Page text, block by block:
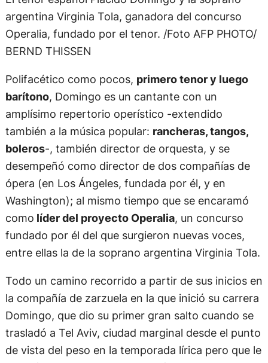
argentina Virginia Tola, ganadora del concurso
Operalia, fundado por el tenor. /Foto AFP PHOTO/
BERND THISSEN
Polifacético como pocos, primero tenor y luego
barítono, Domingo es un cantante con un
amplísimo repertorio operístico -extendido
también a la música popular: rancheras, tangos,
boleros-, también director de orquesta, y se
desempeñó como director de dos compañías de
ópera (en Los Ángeles, fundada por él, y en
Washington); al mismo tiempo que se encaramó
como líder del proyecto Operalia, un concurso
fundado por él del que surgieron nuevas voces,
entre ellas la de la soprano argentina Virginia Tola.
Todo un camino recorrido a partir de sus inicios en
la compañía de zarzuela en la que inició su carrera
Domingo, que dio su primer gran salto cuando se
trasladó a Tel Aviv, ciudad marginal desde el punto
de vista del peso en la temporada lírica pero que le